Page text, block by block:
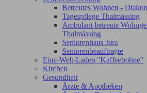
Betreutes Wohnen -
Tagespflege Thalmässing
Ambulant betreute
Thalmässing
Seniorenhaus Jura
Seniorenbeauftragte
Eine-Welt-Laden "Kaffeebohne"
Kirchen
Gesundheit
Ärzte & Apotheken